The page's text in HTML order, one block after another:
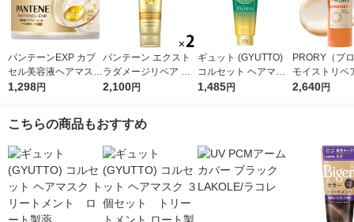
パンテーンEXP カプ
セル美容液ヘアマスク
170g P＆G
1,298円
パンテーン エクスト
ラダメージリペア 洗
い流すトリートメント
2,100円
ギュット (GYUTTO)
コルセット ヘアマス
ク トリートメント
1,485円
PRORY（プ
モイストリペ
ートメント
2,640円
こちらの商品もおすすめ